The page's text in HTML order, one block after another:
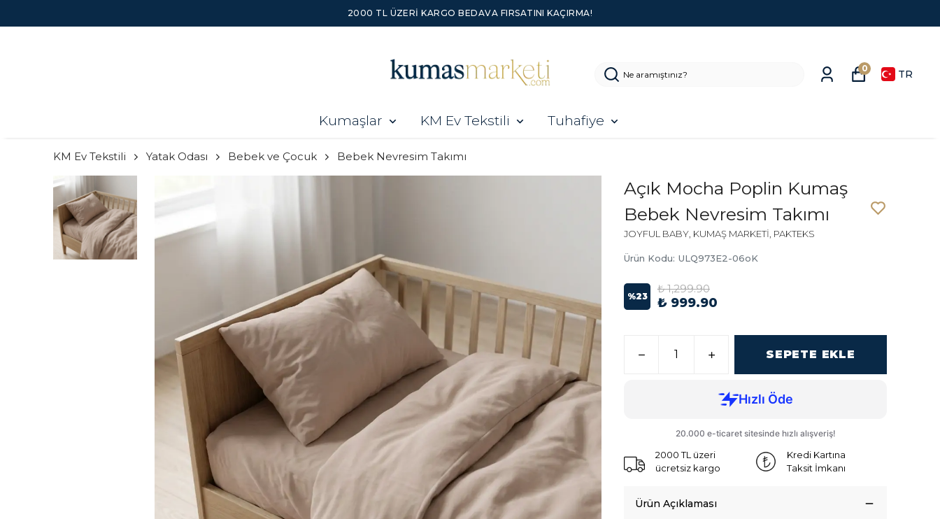
2000 TL ÜZERI KARGO BEDAVA FIRSATINI KAÇIRMA!
Kumaşlar KM Ev Tekstili Tuhafiye
0 TR
KM Ev Tekstili Yatak Odası Bebek ve Çocuk Bebek Nevresim Takımı
Açık Mocha Poplin Kumaş
Bebek Nevresim Takımı
JOYFUL BABY, KUMAŞ MARKETİ, PAKTEKS
Ürün Kodu: ULQ973E2-06oK
%23
₺ 1,299.90
₺ 999.90
SEPETE EKLE
2000 TL üzeri
ücretsiz kargo
Kredi Kartına
Taksit İmkanı
Ürün Açıklaması